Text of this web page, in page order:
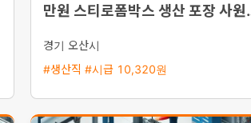
만원 스티로폼박스 생산 포장 사원
경기 오산시
#생산직 #시급 10,320원